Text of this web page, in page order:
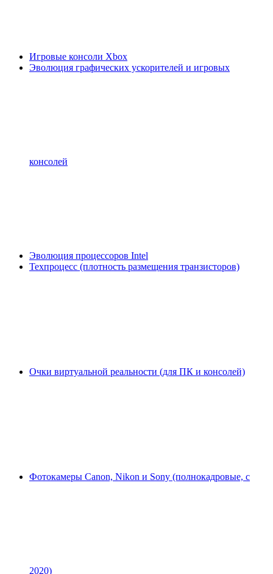
Игровые консоли Xbox
Эволюция графических ускорителей и игровых
консолей
Эволюция процессоров Intel
Техпроцесс (плотность размещения транзисторов)
Очки виртуальной реальности (для ПК и консолей)
Фотокамеры Canon, Nikon и Sony (полнокадровые, с
2020)